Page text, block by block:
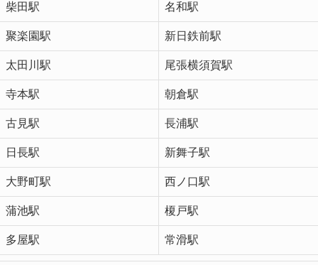
柴田駅 名和駅
聚楽園駅 新日鉄前駅
太田川駅 尾張横須賀駅
寺本駅 朝倉駅
古見駅 長浦駅
日長駅 新舞子駅
大野町駅 西ノ口駅
蒲池駅 榎戸駅
多屋駅 常滑駅